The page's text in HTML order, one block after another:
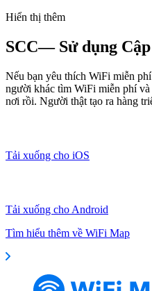
Hiển thị thêm
SCC— Sử dụng
Nếu bạn yêu thích WiFi miễn
người khác tìm WiFi miễn phí
nơi rồi. Người thật tạo ra hàng
Tải xuống cho iOS
Tải xuống cho Android
Tìm hiểu thêm về WiFi Map